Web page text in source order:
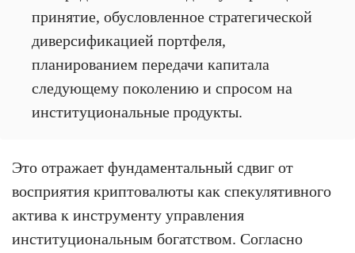
принятие, обусловленное стратегической
диверсификацией портфеля,
планированием передачи капитала
следующему поколению и спросом на
институциональные продукты.
Это отражает фундаментальный сдвиг от
восприятия криптовалюты как спекулятивного
актива к инструменту управления
институциональным богатством. Согласно